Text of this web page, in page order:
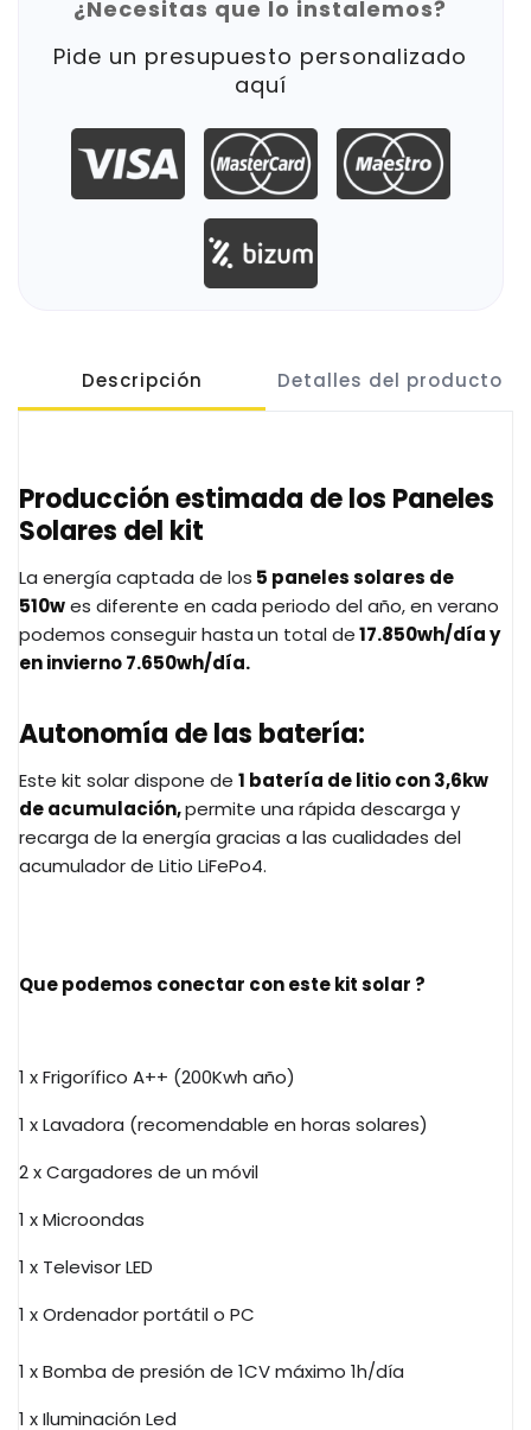
¿Necesitas que lo instalemos?
Pide un presupuesto personalizado
aquí
Descripción Detalles del producto
Producción estimada de los Paneles
Solares del kit
La energía captada de los 5 paneles solares de
510wes diferente en cada periodo del año, en verano
podemos conseguir hastaun total de17.850wh/día y
en invierno 7.650wh/día.
Autonomía de las batería:
Este kit solar dispone de 1 batería de litio con 3,6kw
de acumulación,permite una rápida descarga y
recarga de la energía gracias a las cualidades del
acumulador de Litio LiFePo4.
Que podemos conectar con este kit solar ?
1 x Frigorífico A++ (200Kwh año)
1 x Lavadora (recomendable en horas solares)
2 x Cargadores de un móvil
1 x Microondas
1 x Televisor LED
1 x Ordenador portátil o PC
1 x Bomba de presión de 1CV máximo 1h/día
1 x Iluminación Led